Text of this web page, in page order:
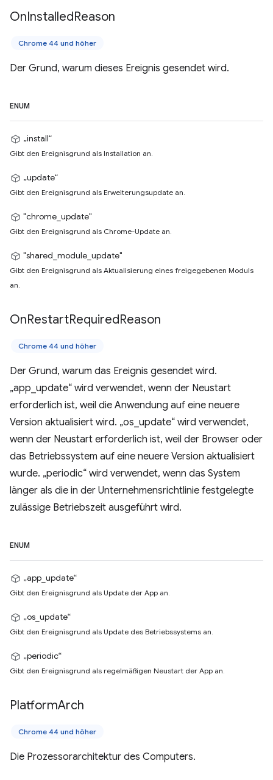
OnInstalledReason
Chrome 44 und höher
Der Grund, warum dieses Ereignis gesendet wird.
ENUM
„install“
Gibt den Ereignisgrund als Installation an.
„update“
Gibt den Ereignisgrund als Erweiterungsupdate an.
"chrome_update"
Gibt den Ereignisgrund als Chrome-Update an.
"shared_module_update"
Gibt den Ereignisgrund als Aktualisierung eines freigegebenen Moduls
an.
OnRestartRequiredReason
Chrome 44 und höher
Der Grund, warum das Ereignis gesendet wird.
„app_update“ wird verwendet, wenn der Neustart
erforderlich ist, weil die Anwendung auf eine neuere
Version aktualisiert wird. „os_update“ wird verwendet,
wenn der Neustart erforderlich ist, weil der Browser oder
das Betriebssystem auf eine neuere Version aktualisiert
wurde. „periodic“ wird verwendet, wenn das System
länger als die in der Unternehmensrichtlinie festgelegte
zulässige Betriebszeit ausgeführt wird.
ENUM
„app_update“
Gibt den Ereignisgrund als Update der App an.
„os_update“
Gibt den Ereignisgrund als Update des Betriebssystems an.
„periodic“
Gibt den Ereignisgrund als regelmäßigen Neustart der App an.
PlatformArch
Chrome 44 und höher
Die Prozessorarchitektur des Computers.